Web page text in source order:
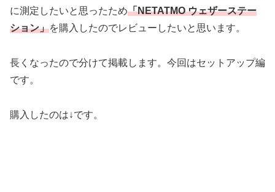
に測定したいと思ったため「NETATMO ウェザーステー
ション」を購入したのでレビューしたいと思います。
長くなったので分けて掲載します。今回はセットアップ編
です。
購入したのは↓です。